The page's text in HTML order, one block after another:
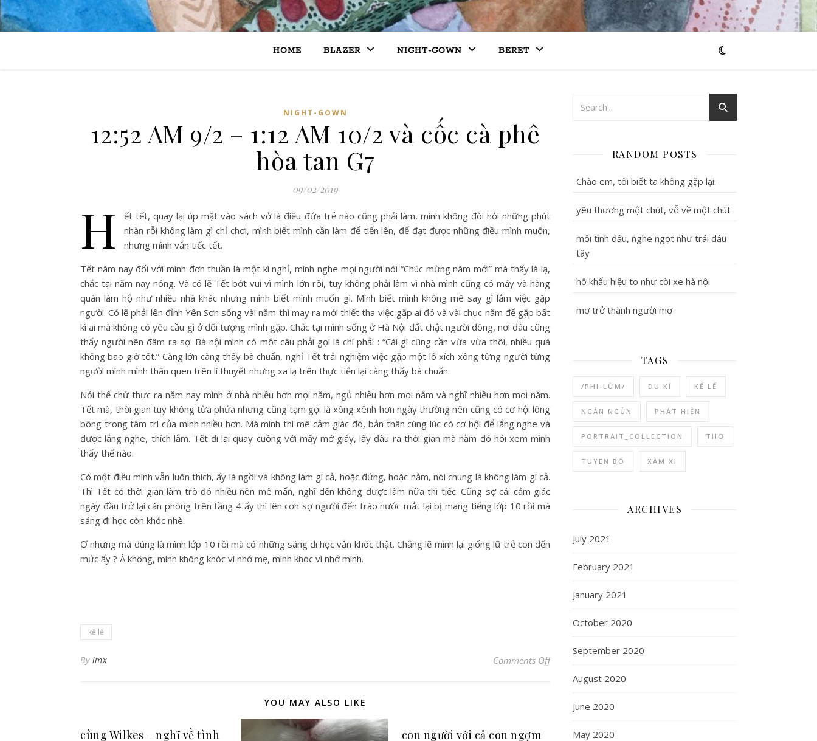
HOME BLAZER NIGHT-GOWN BERET
NIGHT-GOWN
12:52 AM 9/2 – 1:12 AM 10/2 và cốc cà phê
hòa tan G7
09/02/2019
H
ết tết, quay lại úp mặt vào sách vở là điều đứa trẻ nào cũng phải làm, mình không đòi hỏi những phút
nhàn rỗi không làm gì chỉ chơi, mình biết mình cần làm để tiến lên, để đạt được những điều mình muốn,
nhưng mình vẫn tiếc tết.
Tết năm nay đối với mình đơn thuần là một kì nghỉ, mình nghe mọi người nói “Chúc mừng năm mới” mà thấy là lạ,
chắc tại năm nay nóng. Và có lẽ Tết bớt vui vì mình lớn rồi, tuy không phải làm vì nhà mình cũng có máy và hàng
quán làm hộ như nhiều nhà khác nhưng mình biết mình muốn gì. Mình biết mình không mê say gì lắm việc gặp
người. Có lẽ phải lên đỉnh Yên Sơn sống vài năm thì may ra mới thiết tha việc gặp ai đó và vài chục năm để gặp bất
kì ai mà không có yêu cầu gì ở đối tượng mình gặp. Chắc tại mình sống ở Hà Nội đất chật người đông, nơi đâu cũng
thấy người nên đâm ra sợ. Bà nội mình có một câu phải gọi là chí phải : “Cái gì cũng cần vừa vừa thôi, nhiều quá
không bao giờ tốt.” Càng lớn càng thấy bà chuẩn, nghỉ Tết trải nghiệm việc gặp một lô xích xông từng người từng
người mình mình thân quen trên lí thuyết nhưng xa lạ trên thực tiễn lại càng thấy bà chuẩn.
Nói thế chứ thực ra năm nay mình ở nhà nhiều hơn mọi năm, ngủ nhiều hơn mọi năm và nghĩ nhiều hơn mọi năm.
Tết mà, thời gian tuy không từa phứa nhưng cũng tạm gọi là xông xênh hơn ngày thường nên cũng có cơ hội lông
bông trong tâm trí của mình nhiều hơn. Mà mình thì mê cảm giác đó, bản thân cùng lúc có cơ hội để lắng nghe và
được lắng nghe, thích lắm. Tết đi lại quay cuồng với mấy mớ giấy, lấy đâu ra thời gian mà nằm đó hỏi xem mình
thấy thế nào.
Có một điều mình vẫn luôn thích, ấy là ngồi và không làm gì cả, hoặc đứng, hoặc nằm, nói chung là không làm gì cả.
Thì Tết có thời gian làm trò đó nhiều nên mê mẩn, nghĩ đến không được làm nữa thì tiếc. Cũng sợ cái cảm giác
ngày đầu trở lại căn phòng trên tầng 4 ấy thì lên cơn sợ người đến trào nước mắt lại bị mang tiếng lớp 10 rồi mà
sáng đi học còn khóc nhè.
Ơ nhưng mà đúng là mình lớp 10 rồi mà có những sáng đi học vẫn khóc thật. Chẳng lẽ mình lại giống lũ trẻ con đến
mức ấy ? À không, mình không khóc vì nhớ mẹ, mình khóc vì nhớ mình.
kể lể
By imx Comments Offon 12:52 AM 9/2 – 1:12 AM 10/2 và cốc cà phê hòa tan G7
YOU MAY ALSO LIKE
cùng Wilkes – nghĩ về tình
con người với cả con ngợm
RANDOM POSTS
Chào em, tôi biết ta không gặp lại.
yêu thương một chút, vỗ về một chút
mối tình đầu, nghe ngọt như trái dâu
tây
hô khẩu hiệu to như còi xe hà nội
mơ trở thành người mơ
TAGS
/PHI-LỪM/ DU KÍ KỂ LỂ
NGẮN NGỦN PHÁT HIỆN
PORTRAIT_COLLECTION THƠ
TUYÊN BỐ XÀM XÍ
ARCHIVES
July 2021
February 2021
January 2021
October 2020
September 2020
August 2020
June 2020
May 2020